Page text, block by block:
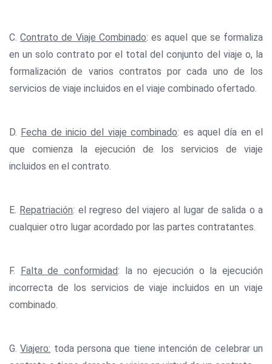
C.Contrato de Viaje Combinado: es aquel que se formaliza
en un solo contrato por el total del conjunto del viaje o, la
formalización de varios contratos por cada uno de los
servicios de viaje incluidos en el viaje combinado ofertado.
D. Fecha de inicio del viaje combinado: es aquel día en el
que comienza la ejecución de los servicios de viaje
incluidos en el contrato.
E. Repatriación: el regreso del viajero al lugar de salida o a
cualquier otro lugar acordado por las partes contratantes.
F. Falta de conformidad: la no ejecución o la ejecución
incorrecta de los servicios de viaje incluidos en un viaje
combinado.
G.Viajero: toda persona que tiene intención de celebrar un